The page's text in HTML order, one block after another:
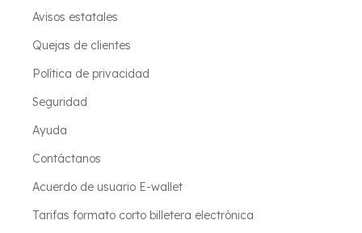
Avisos estatales
Quejas de clientes
Política de privacidad
Seguridad
Ayuda
Contáctanos
Acuerdo de usuario E-wallet
Tarifas formato corto billetera electrónica